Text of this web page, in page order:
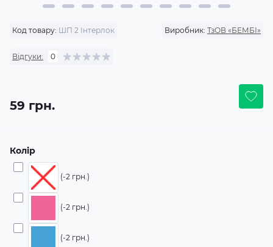
Код товару: ШП 2 Інтерлок Виробник: ТзОВ «БЕМБІ»
Відгуки: 0
59 грн.
Колір
(-2 грн.)
(-2 грн.)
(-2 грн.)